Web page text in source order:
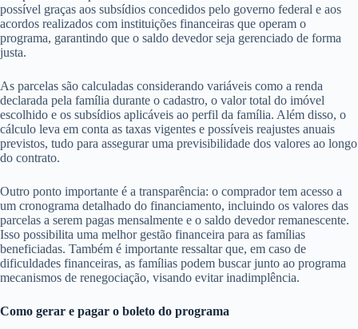
possível graças aos subsídios concedidos pelo governo federal e aos
acordos realizados com instituições financeiras que operam o
programa, garantindo que o saldo devedor seja gerenciado de forma
justa.
As parcelas são calculadas considerando variáveis como a renda
declarada pela família durante o cadastro, o valor total do imóvel
escolhido e os subsídios aplicáveis ao perfil da família. Além disso, o
cálculo leva em conta as taxas vigentes e possíveis reajustes anuais
previstos, tudo para assegurar uma previsibilidade dos valores ao longo
do contrato.
Outro ponto importante é a transparência: o comprador tem acesso a
um cronograma detalhado do financiamento, incluindo os valores das
parcelas a serem pagas mensalmente e o saldo devedor remanescente.
Isso possibilita uma melhor gestão financeira para as famílias
beneficiadas. Também é importante ressaltar que, em caso de
dificuldades financeiras, as famílias podem buscar junto ao programa
mecanismos de renegociação, visando evitar inadimplência.
Como gerar e pagar o boleto do programa